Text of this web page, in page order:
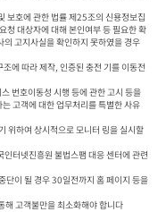
보호에 관한 법률 제25조의 신용정보집
청 대상자에 대해 본인여부 등 필요한 확
고지사실을 확인하지 못하였을 경우
에 따라 제작, 인증된 충전 기를 이동전
번호이동성 시행 등에 관한 고시 등을
고객에 대한 업무처리를 특별한 사유
위하여 상시적으로 모니터 링을 실시할
터넷진흥원 불법스팸 대응 센터에 관련
이 될 경우 30일전까지 홈 페이지 등을
고객불만을 최소화해야 합니다